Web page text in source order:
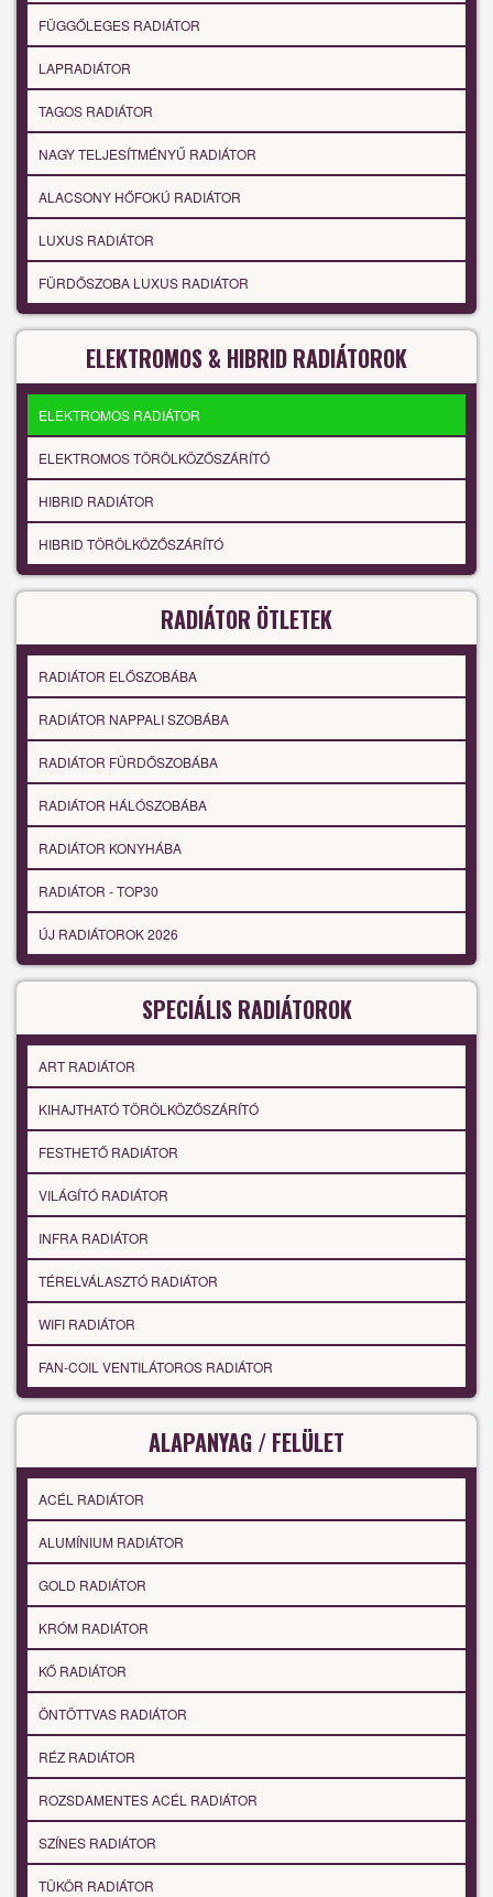
FÜGGŐLEGES RADIÁTOR
LAPRADIÁTOR
TAGOS RADIÁTOR
NAGY TELJESÍTMÉNYŰ RADIÁTOR
ALACSONY HŐFOKÚ RADIÁTOR
LUXUS RADIÁTOR
FÜRDŐSZOBA LUXUS RADIÁTOR
ELEKTROMOS & HIBRID RADIÁTOROK
ELEKTROMOS RADIÁTOR
ELEKTROMOS TÖRÖLKÖZŐSZÁRÍTÓ
HIBRID RADIÁTOR
HIBRID TÖRÖLKÖZŐSZÁRÍTÓ
RADIÁTOR ÖTLETEK
RADIÁTOR ELŐSZOBÁBA
RADIÁTOR NAPPALI SZOBÁBA
RADIÁTOR FÜRDŐSZOBÁBA
RADIÁTOR HÁLÓSZOBÁBA
RADIÁTOR KONYHÁBA
RADIÁTOR - TOP30
ÚJ RADIÁTOROK 2026
SPECIÁLIS RADIÁTOROK
ART RADIÁTOR
KIHAJTHATÓ TÖRÖLKÖZŐSZÁRÍTÓ
FESTHETŐ RADIÁTOR
VILÁGÍTÓ RADIÁTOR
INFRA RADIÁTOR
TÉRELVÁLASZTÓ RADIÁTOR
WIFI RADIÁTOR
FAN-COIL VENTILÁTOROS RADIÁTOR
ALAPANYAG / FELÜLET
ACÉL RADIÁTOR
ALUMÍNIUM RADIÁTOR
GOLD RADIÁTOR
KRÓM RADIÁTOR
KŐ RADIÁTOR
ÖNTÖTTVAS RADIÁTOR
RÉZ RADIÁTOR
ROZSDAMENTES ACÉL RADIÁTOR
SZÍNES RADIÁTOR
TÜKÖR RADIÁTOR